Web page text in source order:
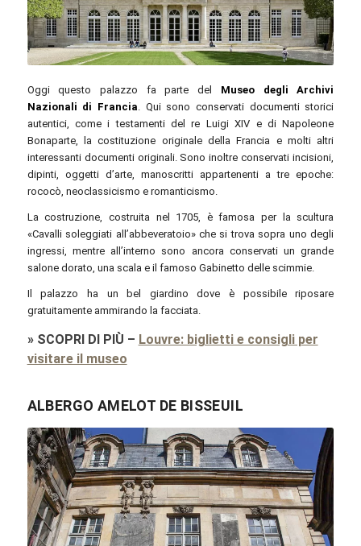
Bastenbas / commons.wikimedia.org / CC BY-SA 4.0
Oggi questo palazzo fa parte del Museo degli Archivi
Nazionali di Francia. Qui sono conservati documenti storici
autentici, come i testamenti del re Luigi XIV e di Napoleone
Bonaparte, la costituzione originale della Francia e molti altri
interessanti documenti originali. Sono inoltre conservati incisioni,
dipinti, oggetti d’arte, manoscritti appartenenti a tre epoche:
rococò, neoclassicismo e romanticismo.
La costruzione, costruita nel 1705, è famosa per la scultura
«Cavalli soleggiati all’abbeveratoio» che si trova sopra uno degli
ingressi, mentre all’interno sono ancora conservati un grande
salone dorato, una scala e il famoso Gabinetto delle scimmie.
Il palazzo ha un bel giardino dove è possibile riposare
gratuitamente ammirando la facciata.
» SCOPRI DI PIÙ – Louvre: biglietti e consigli per
visitare il museo
ALBERGO AMELOT DE BISSEUIL